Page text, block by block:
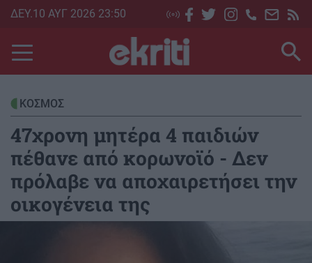
Skip
main
content
ΔΕΥ.10 ΑΥΓ 2026 23:50
ΚΟΣΜΟΣ
47χρονη μητέρα 4 παιδιών
πέθανε από κορωνοϊό - Δεν
πρόλαβε να αποχαιρετήσει την
οικογένεια της